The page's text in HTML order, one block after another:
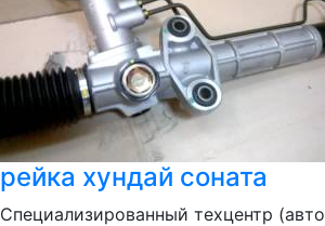
рейка хундай соната
Специализированный техцентр